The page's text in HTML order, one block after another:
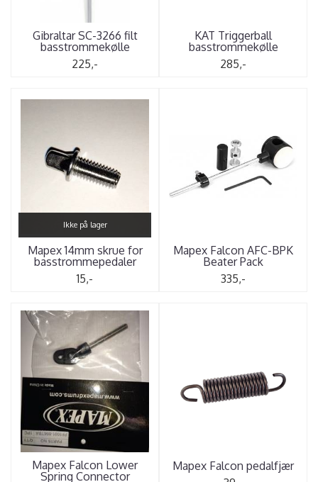
Gibraltar SC-3266 filt
basstrommekølle
225,-
KAT Triggerball
basstrommekølle
285,-
Ikke på lager
Mapex 14mm skrue for
basstrommepedaler
15,-
Mapex Falcon AFC-BPK
Beater Pack
335,-
Mapex Falcon Lower
Spring Connector
Mapex Falcon pedalfjær